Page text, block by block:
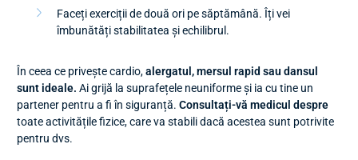
Faceți exerciții de două ori pe săptămână. Îți vei
îmbunătăți stabilitatea și echilibrul.
În ceea ce privește cardio,alergatul, mersul rapid sau dansul
sunt ideale. Ai grijă la suprafețele neuniforme și ia cu tine un
partener pentru a fi în siguranță. Consultați-vă medicul despre
toate activitățile fizice, care va stabili dacă acestea sunt potrivite
pentru dvs.